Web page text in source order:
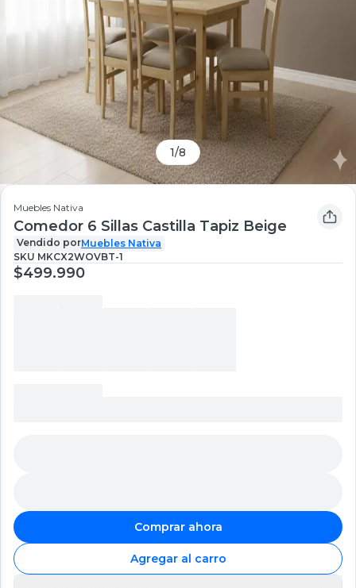
1/8
Muebles Nativa
Comedor 6 Sillas Castilla Tapiz Beige
Vendido porMuebles Nativa
SKU MKCX2WOVBT-1
$499.990
Comprar ahora
Agregar al carro